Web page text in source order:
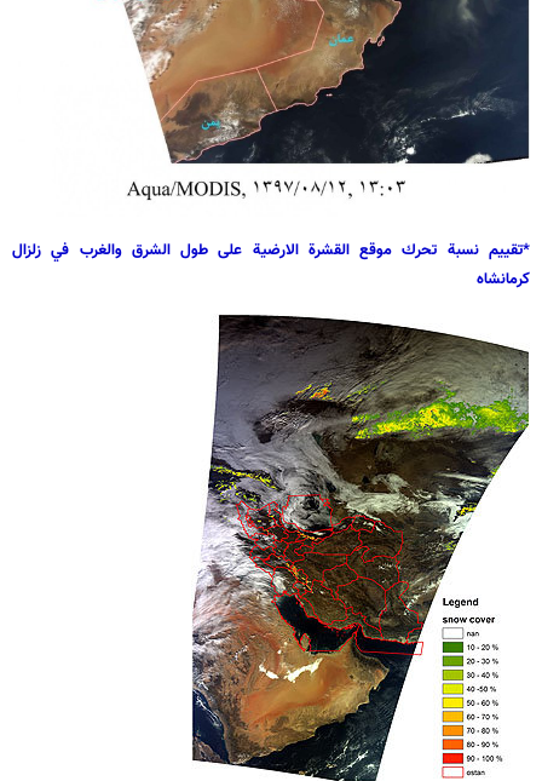
*تقييم نسبة تحرك موقع القشرة الارضية على طول الشرق والغرب في زلزال
كرمانشاه